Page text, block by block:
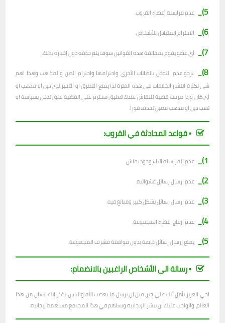
5)_ عدم مراسلة أعضاء القروب.
6)_ الاحترام المتبادل للأشخاص.
7)_ أي عضو يقوم بمخالفة هذه القوانين سوف يتم حذفه دون إخباره بذلك.
8)_
نرجو عدم التدخل بالديانات الأخرى واحترامها واحترام الدين والمذاهب وهذا اهم
شي لكثرة انتشار الخلافات في هذه الفترة لذا يمنع التطرق او التحيز لاي دين او مذهب او
أي كان وإذا طرحت قضية للنقاش عندك تعليق محترم على القضية علق تدخل بسياسة او
تسب دين او مذهب معين تحذف فورا.
▪︎ قواعد المحادثة في القروب:
1)_
عدم المراسلة اثناء وجود نقاش.
2)_ عدم ارسال رسائل عشوائية.
3)_ عدم ارسال رسائل بشكل كبير ومبالغ فيه.
4)_ عدم ازعاج اعضاء المجموعة.
5)_ يمنع إرسال رسائل خاصة بدون موافقة مشرف المجموعة.
▪︎ رسالة الى الأشخاص الراغبين بالانضمام:
اخي العزيز نأمل أنك على خير، قبل ان ترسل ما يغضب الله والناس تذكر انك انسان من هذا
العالم، والواجب عليك ان تنشر الإيجابية وتساهم في هذا المجتمع مساهمة إيجابية.